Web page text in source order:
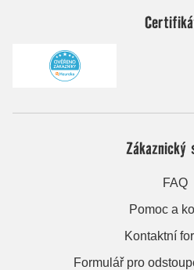
Zákaznický
FAQ
Pomoc a
Kontaktní
Formulář pro